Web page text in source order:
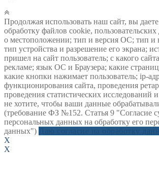
Продолжая использовать наш сайт, вы даете
обработку файлов cookie,
о местоположении; тип и версия ОС; тип и
тип устройства и разрешение его экрана;
пришел на сайт пользователь; с какого
рекламе; язык ОС и Браузера; какие
какие кнопки нажимает пользователь; ip-
функционирования сайта, проведения
проведения статистических исследований
не хотите, чтобы ваши данные
(требование ФЗ №152. Статья 9 "Согласие
персональных данных на обработку его
данных")
X
X